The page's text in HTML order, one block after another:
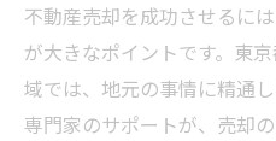
不動産売却を成功させるに
が大きなポイントです。東
域では、地元の事情に精通
専門家のサポートが、売却